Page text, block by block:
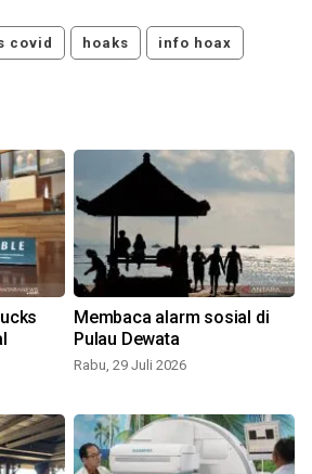
covid hoaks info hoax
Membaca alarm sosial di
Pulau Dewata
Rabu, 29 Juli 2026